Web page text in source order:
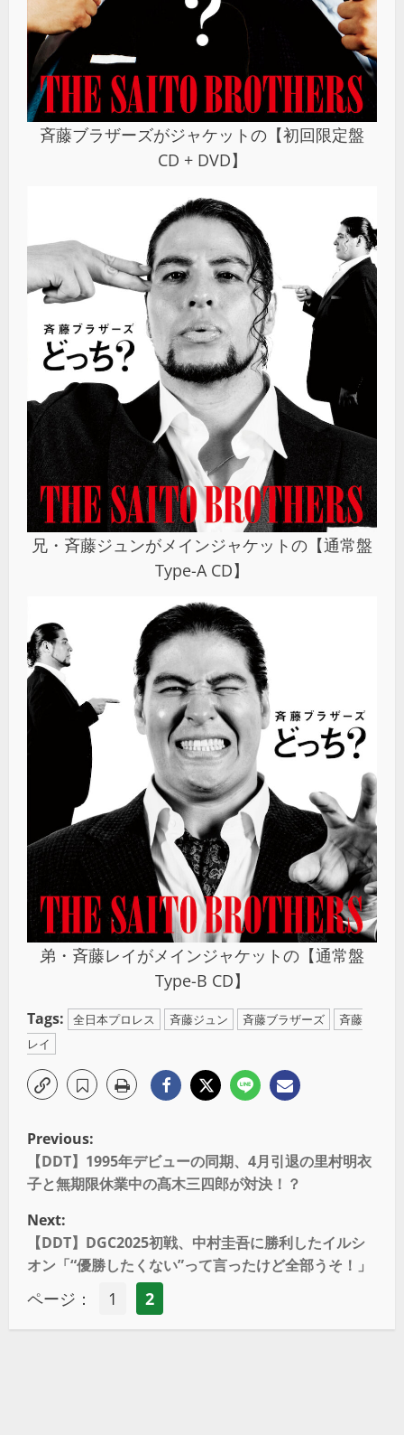
斉藤ブラザーズがジャケットの【初回限定盤
CD + DVD】
兄・斉藤ジュンがメインジャケットの【通常盤
Type-A CD】
弟・斉藤レイがメインジャケットの【通常盤
Type-B CD】
Tags: 全日本プロレス 斉藤ジュン 斉藤ブラザーズ
斉藤
レイ
Previous:
【DDT】1995年デビューの同期、4月引退の里村明衣
子と無期限休業中の髙木三四郎が対決！？
Next:
【DDT】DGC2025初戦、中村圭吾に勝利したイルシ
オン「“優勝したくない”って言ったけど全部うそ！」
ページ： 1 2